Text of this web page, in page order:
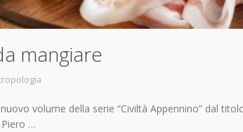
mangiare
volume della serie “Civiltà Appennino” dal
Piero …